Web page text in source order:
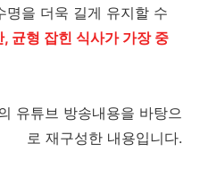
명을 더욱 길게 유지할 수
균형 잡힌 식사가 가장 중
유튜브 방송내용을 바탕으
로 재구성한 내용입니다.